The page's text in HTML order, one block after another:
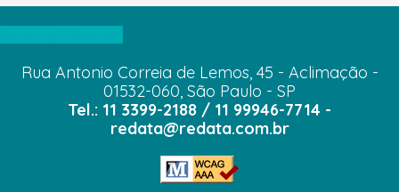
Rua Antonio Correia de Lemos, 45 - Aclimação -
01532-060, São Paulo - SP
Tel.: 11 3399-2188 / 11 99946-7714 -
redata@redata.com.br